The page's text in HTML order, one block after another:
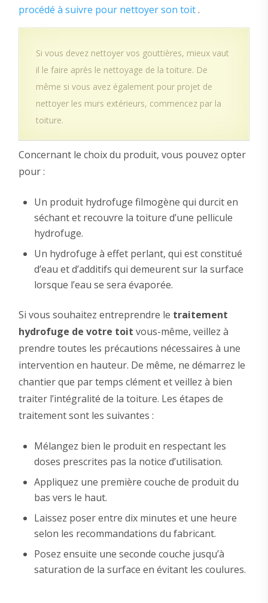
procédé à suivre pour nettoyer son toit.
Si vous devez nettoyer vos gouttières, mieux vaut
il le faire après le nettoyage de la toiture. De
même si vous avez également pour projet de
nettoyer les murs extérieurs, commencez par la
toiture.
Concernant le choix du produit, vous pouvez opter
pour :
Un produit hydrofuge filmogène qui durcit en
séchant et recouvre la toiture d’une pellicule
hydrofuge.
Un hydrofuge à effet perlant, qui est constitué
d’eau et d’additifs qui demeurent sur la surface
lorsque l’eau se sera évaporée.
Si vous souhaitez entreprendre le traitement
hydrofuge de votre toit vous-même, veillez à
prendre toutes les précautions nécessaires à une
intervention en hauteur. De même, ne démarrez le
chantier que par temps clément et veillez à bien
traiter l’intégralité de la toiture. Les étapes de
traitement sont les suivantes :
Mélangez bien le produit en respectant les
doses prescrites pas la notice d’utilisation.
Appliquez une première couche de produit du
bas vers le haut.
Laissez poser entre dix minutes et une heure
selon les recommandations du fabricant.
Posez ensuite une seconde couche jusqu’à
saturation de la surface en évitant les coulures.